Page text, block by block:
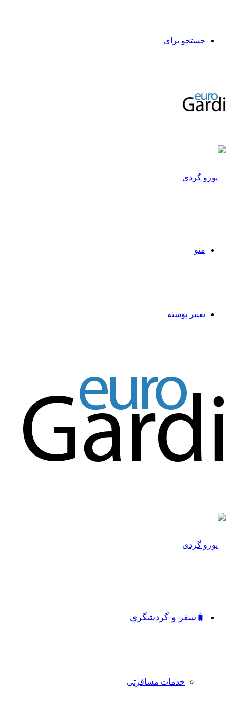
جستجو برای
منو
تغییر پوسته
🧳سفر و گردشگری
خدمات مسافرتی